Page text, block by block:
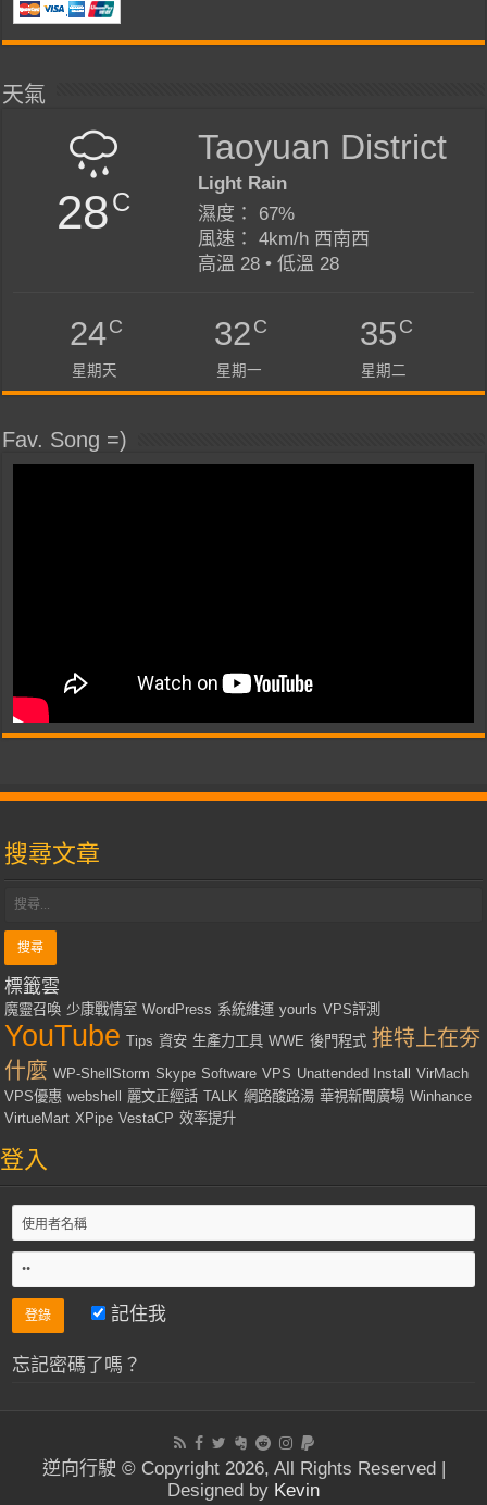
天氣
28C
Taoyuan District
Light Rain
濕度： 67%
風速： 4km/h 西南西
高溫 28 • 低溫 28
24C
星期天
32C
星期一
35C
星期二
Fav. Song =)
搜尋文章
標籤雲
魔靈召喚 少康戰情室 WordPress 系統維運 yourls VPS評測
YouTube Tips 資安 生產力工具 WWE 後門程式 推特上在夯
什麼 WP-ShellStorm Skype Software VPS Unattended Install
VirMach
VPS優惠 webshell 麗文正經話 TALK 網路酸路湯 華視新聞廣場 Winhance
VirtueMart XPipe VestaCP 效率提升
登入
記住我
忘記密碼了嗎？
逆向行駛 © Copyright 2026, All Rights Reserved |
Designed by Kevin